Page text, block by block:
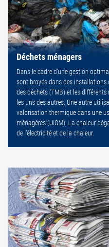
Déchets ménagers
Dans le cadre d’une gestion
sont broyés dans des
des déchets (TMB) et les
les uns des autres. Une autre
valorisation thermique dans une
ménagères (UIOM). La chaleur
de l’électricité et de la chaleur.